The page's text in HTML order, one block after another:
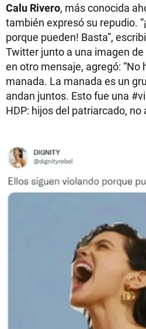
Calu Rivero, más conocida
también expresó su repudio.
porque pueden! Basta”,
Twitter junto a una imagen
en otro mensaje, agregó: “No
manada. La manada es un
andan juntos. Esto fue una
HDP: hijos del patriarcado, no